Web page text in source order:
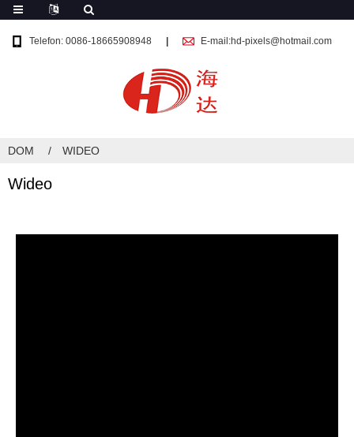
Telefon: 0086-18665908948 E-mail:hd-pixels@hotmail.com
DOM WIDEO
Wideo